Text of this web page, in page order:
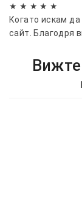
★ ★ ★ ★ ★
Когато искам
сайт. Благодря